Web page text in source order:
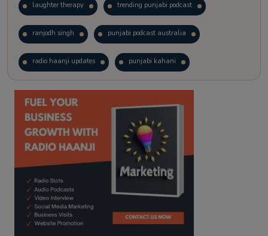
laughter therapy trending punjabi podcast
ranjodh singh punjabi podcast australia
radio haanji updates punjabi kahani
kitaab kahani punjabi story